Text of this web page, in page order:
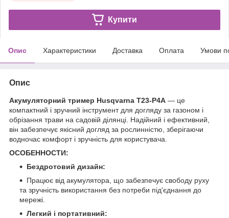
Купити
Опис Характеристики Доставка Оплата Умови
Опис
Акумуляторний тример Husqvarna T23-P4A — це
компактний і зручний інструмент для догляду за газоном і
обрізання трави на садовій ділянці. Надійний і ефективний,
він забезпечує якісний догляд за рослинністю, зберігаючи
водночас комфорт і зручність для користувача.
ОСОБЕННОСТИ:
Бездротовий дизайн:
Працює від акумулятора, що забезпечує свободу руху
та зручність використання без потреби під'єднання до
мережі.
Легкий і портативний: